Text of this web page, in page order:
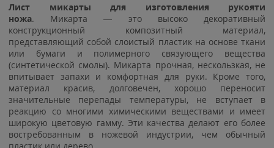
Лист микарты для изготовления рукояти
ножа. Микарта — это высоко декоративный
конструкционный композитный материал,
представляющий собой слоистый пластик на основе ткани
или бумаги и полимерного связующего вещества
(синтетической смолы). Микарта прочная, нескользкая, не
впитывает запахи и комфортная для руки. Кроме того,
материал красив, долговечен, хорошо переносит
значительные перепады температуры, не вступает в
реакцию со многими химическими веществами и имеет
широкую цветовую гамму. Эти качества делают его более
востребованным в ножевой индустрии, чем обычный
пластик или дерево.